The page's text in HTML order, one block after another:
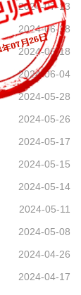
2024-07-13
2024-06-28
2024-06-18
2024-06-04
2024-05-28
2024-05-26
2024-05-17
2024-05-15
2024-05-14
2024-05-11
2024-05-08
2024-04-26
2024-04-17